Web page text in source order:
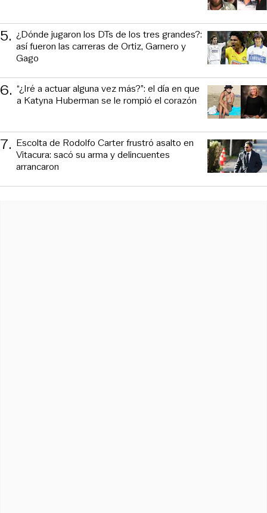
5. ¿Dónde jugaron los DTs de los tres grandes?:
así fueron las carreras de Ortiz, Garnero y
Gago
6. “¿Iré a actuar alguna vez más?”: el día en que
a Katyna Huberman se le rompió el corazón
7. Escolta de Rodolfo Carter frustró asalto en
Vitacura: sacó su arma y delincuentes
arrancaron